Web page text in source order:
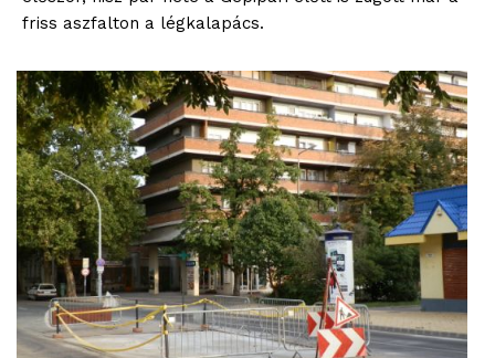
friss aszfalton a légkalapács.